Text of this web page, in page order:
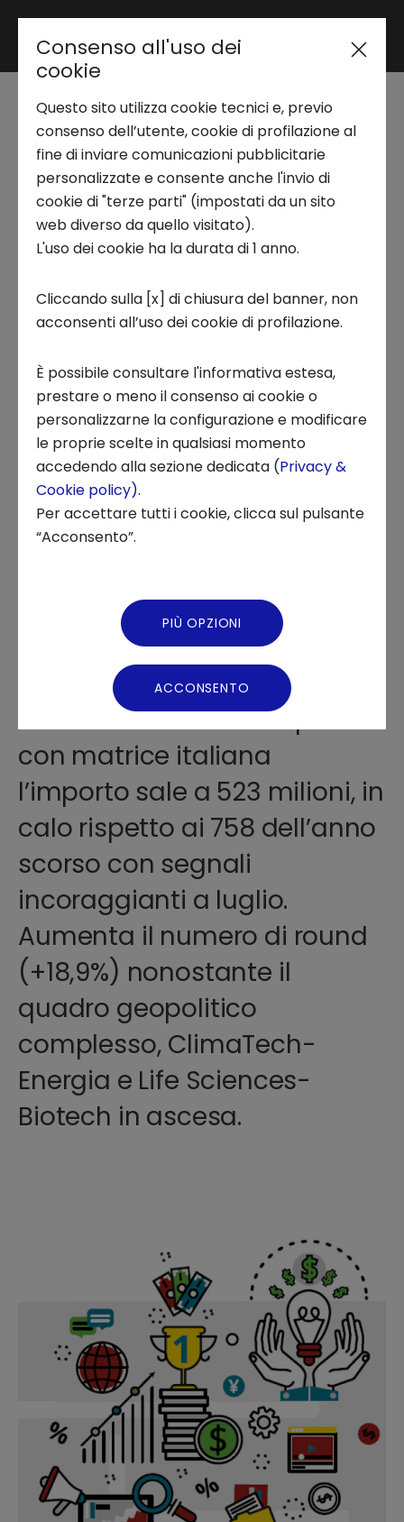
Area riservata
Trend Analysis
Applied Research
Startup Development
Business Transformation
Ecosystem enabling
Chi siamo
News ed Eventi
Come è andato il
Venture Capital in
Italia nei primi sei
Rapporto primo
semestre 2025 VeM
29 LUGLIO 2025
INNOVATION CENTER, PUBBLICAZIONI, OSSERVATORI, FINANZA
Investiti 443 milioni di euro in
startup italiane,
considerando anche quelle
con matrice italiana
l’importo sale a 523 milioni, in
calo rispetto ai 758 dell’anno
scorso con segnali
incoraggianti a luglio.
Aumenta il numero di round
(+18,9%) nonostante il
quadro geopolitico
complesso, ClimaTech-
Energia e Life Sciences-
Biotech in ascesa.
Consenso all'uso dei
cookie
Questo sito utilizza cookie tecnici e, previo
consenso dell’utente, cookie di profilazione al
fine di inviare comunicazioni pubblicitarie
personalizzate e consente anche l'invio di
cookie di "terze parti" (impostati da un sito
web diverso da quello visitato).
L'uso dei cookie ha la durata di 1 anno.
Cliccando sulla [x] di chiusura del banner, non
acconsenti all’uso dei cookie di profilazione.
È possibile consultare l'informativa estesa,
prestare o meno il consenso ai cookie o
personalizzarne la configurazione e modificare
le proprie scelte in qualsiasi momento
accedendo alla sezione dedicata (Privacy &
Cookie policy).
Per accettare tutti i cookie, clicca sul pulsante
“Acconsento”.
PIÙ OPZIONI
ACCONSENTO